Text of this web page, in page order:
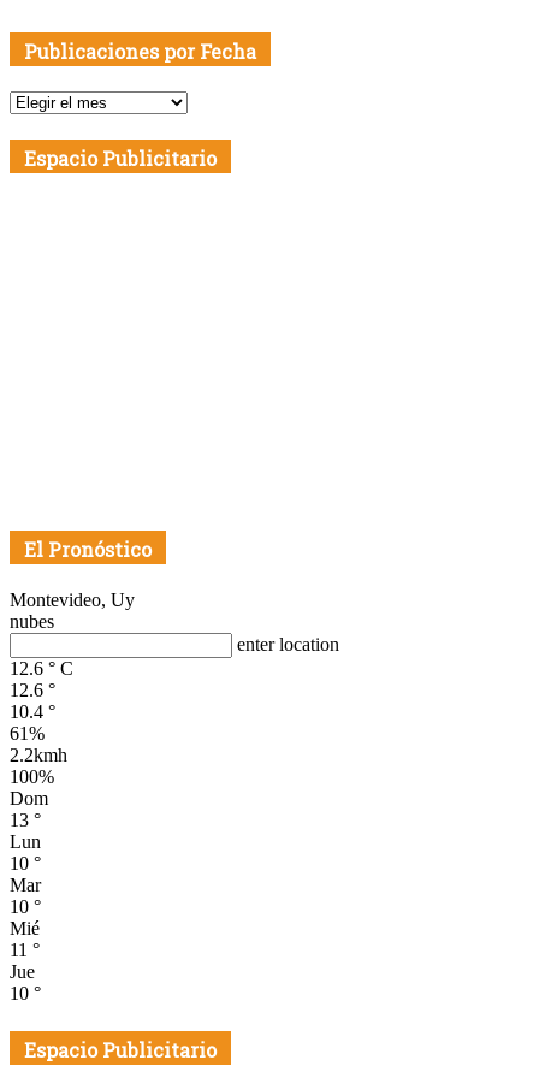
Publicaciones por Fecha
Publicaciones
Fecha
Espacio Publicitario
El Pronóstico
Montevideo, Uy
nubes
enter location
12.6 ° C
12.6 °
10.4 °
61%
2.2kmh
100%
Dom
13 °
Lun
10 °
Mar
10 °
Mié
11 °
Jue
10 °
Espacio Publicitario